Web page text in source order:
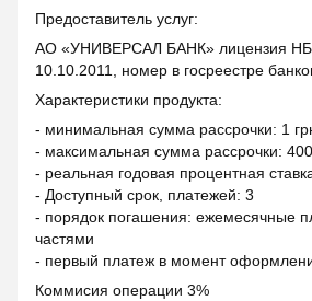
Предоставитель услуг:
АО «УНИВЕРСАЛ БАНК» лицензия
10.10.2011, номер в госреестре
Характеристики продукта:
- минимальная сумма рассрочки: 1
- максимальная сумма рассрочки:
- реальная годовая процентная
- Доступный срок, платежей: 3
- порядок погашения: ежемесячные
частями
- первый платеж в момент
Коммисия операции 3%